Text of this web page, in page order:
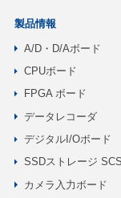
製品情報
A/D・D/Aボード
CPUボード
FPGA ボード
データレコーダ
デジタルI/Oボード
SSDストレージ
カメラ入力ボード